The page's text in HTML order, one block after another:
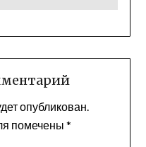
опубликован.
помечены *